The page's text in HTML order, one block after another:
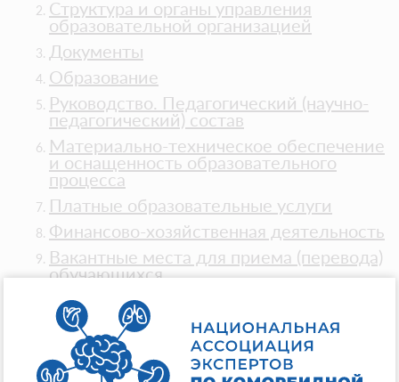
Структура и органы управления
образовательной организацией
Документы
Образование
Руководство. Педагогический (научно-
педагогический) состав
Материально-техническое обеспечение
и оснащенность образовательного
процесса
Платные образовательные услуги
Финансово-хозяйственная деятельность
Вакантные места для приема (перевода)
обучающихся
Доступная среда
Международное сотрудничество
Образовательные стандарты и
требования